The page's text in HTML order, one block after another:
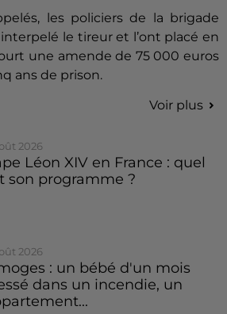
les policiers de la brigade
le tireur et l’ont placé en
une amende de 75 000 euros
ans de prison.
Voir plus
2026
Léon XIV en France : quel
son programme ?
2026
: un bébé d'un mois
dans un incendie, un